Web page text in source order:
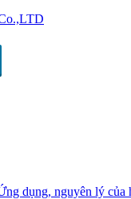
dụng, nguyên lý của